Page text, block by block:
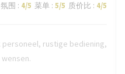
氛围 : 4/5 菜单 : 5/5 质价比 : 4/5
rustige bediening,